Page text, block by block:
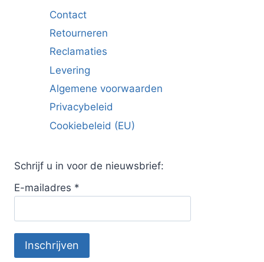
Contact
Retourneren
Reclamaties
Levering
Algemene voorwaarden
Privacybeleid
Cookiebeleid (EU)
Schrijf u in voor de nieuwsbrief:
E-mailadres *